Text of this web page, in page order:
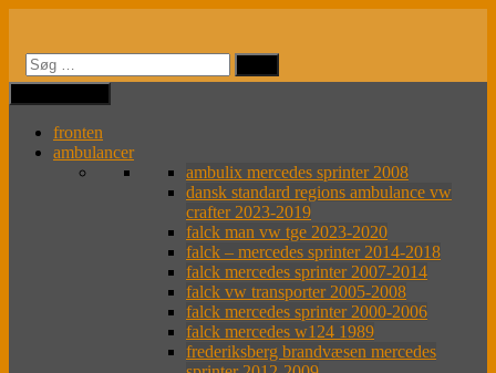
indhold
fronten
ambulancer
ambulix mercedes sprinter 2008
dansk standard regions ambulance vw
crafter 2023-2019
falck man vw tge 2023-2020
falck – mercedes sprinter 2014-2018
falck mercedes sprinter 2007-2014
falck vw transporter 2005-2008
falck mercedes sprinter 2000-2006
falck mercedes w124 1989
frederiksberg brandvæsen mercedes